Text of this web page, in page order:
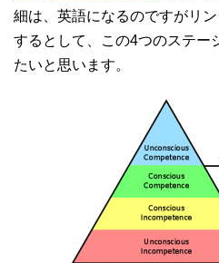
細は、英語になるのですがリ
するとして、この4つのステー
たいと思います。